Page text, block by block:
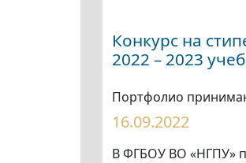
Конкурс на
2022 – 2023
Портфолио
16.09.2022
В ФГБОУ ВО «НГПУ»